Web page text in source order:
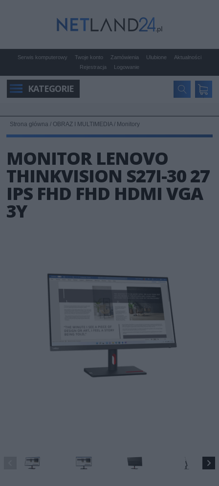
Serwis komputerowy Twoje konto Zamówienia Ulubione
Aktualności
Rejestracja
Logowanie
KATEGORIE
Strona główna / OBRAZ I MULTIMEDIA/ Monitory
MONITOR LENOVO
THINKVISION S27I-30 27
IPS FHD FHD HDMI VGA
3Y